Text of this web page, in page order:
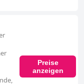
Preise
anzeigen